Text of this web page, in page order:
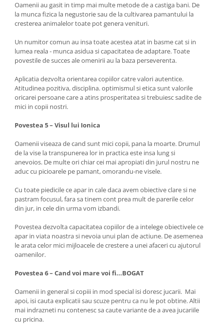
Oamenii au gasit in timp mai multe metode de a castiga bani. De
la munca fizica la negustorie sau de la cultivarea pamantului la
cresterea animalelor toate pot genera venituri.
Un numitor comun au insa toate acestea atat in basme cat si in
lumea reala - munca asidua si capacitatea de adaptare. Toate
povestile de succes ale omenirii au la baza perseverenta.
Aplicatia dezvolta orientarea copiilor catre valori autentice.
Atitudinea pozitiva, disciplina. optimismul si etica sunt valorile
oricarei persoane care a atins prosperitatea si trebuiesc sadite de
mici in copii nostri.
Povestea 5 – Visul lui Ionica
Oamenii viseaza de cand sunt mici copii, pana la moarte. Drumul
de la vise la transpunerea lor in practica este insa lung si
anevoios. De multe ori chiar cei mai apropiati din jurul nostru ne
aduc cu picioarele pe pamant, omorandu-ne visele.
Cu toate piedicile ce apar in cale daca avem obiective clare si ne
pastram focusul, fara sa tinem cont prea mult de parerile celor
din jur, in cele din urma vom izbandi.
Povestea dezvolta capacitatea copiilor de a intelege obiectivele ce
apar in viata noastra si nevoia unui plan de actiune. De asemenea
le arata celor mici mijloacele de crestere a unei afaceri cu ajutorul
oamenilor.
Povestea 6 – Cand voi mare voi fi...BOGAT
Oamenii in general si copiii in mod special isi doresc jucarii. Mai
apoi, isi cauta explicatii sau scuze pentru ca nu le pot obtine. Altii
mai indrazneti nu contenesc sa caute variante de a avea jucariile
cu pricina.